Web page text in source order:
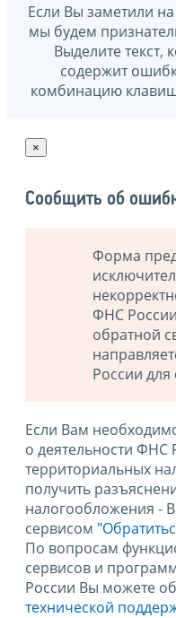
Если Вы заметили
мы будем
Выделите
содержит
комбинацию
×
Сообщить об
Форма
ФНС
обратной
России для
Если Вам
о деятельности ФНС
территориальных
получить
налогообложения -
сервисом
По вопросам
сервисов и
России Вы можете
технической